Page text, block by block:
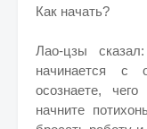
Как начать?
Лао-цзы
начинается с
осознаете,
начните